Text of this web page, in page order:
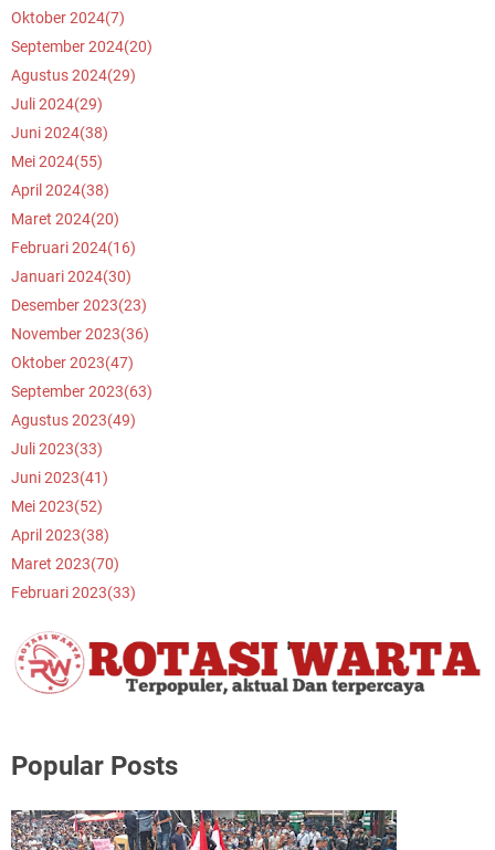
Oktober 2024(7)
September 2024(20)
Agustus 2024(29)
Juli 2024(29)
Juni 2024(38)
Mei 2024(55)
April 2024(38)
Maret 2024(20)
Februari 2024(16)
Januari 2024(30)
Desember 2023(23)
November 2023(36)
Oktober 2023(47)
September 2023(63)
Agustus 2023(49)
Juli 2023(33)
Juni 2023(41)
Mei 2023(52)
April 2023(38)
Maret 2023(70)
Februari 2023(33)
Popular Posts